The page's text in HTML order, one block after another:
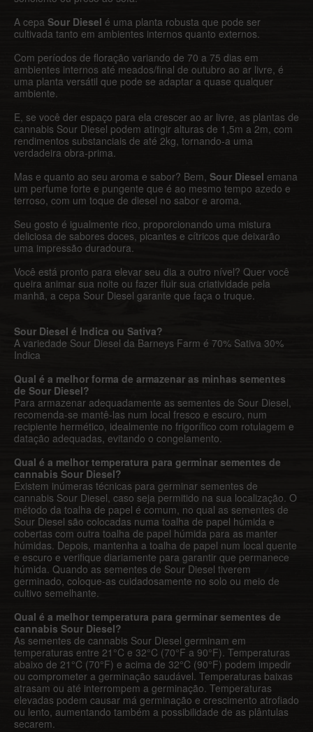
A cepa Sour Diesel é uma planta robusta que pode ser
cultivada tanto em ambientes internos quanto externos.
Com períodos de floração variando de 70 a 75 dias em
ambientes internos até meados/final de outubro ao ar livre, é
uma planta versátil que pode se adaptar a quase qualquer
ambiente.
E, se você der espaço para ela crescer ao ar livre, as plantas de
cannabis Sour Diesel podem atingir alturas de 1,5m a 2m, com
rendimentos substanciais de até 2kg, tornando-a uma
verdadeira obra-prima.
Mas e quanto ao seu aroma e sabor? Bem, Sour Diesel emana
um perfume forte e pungente que é ao mesmo tempo azedo e
terroso, com um toque de diesel no sabor e aroma.
Seu gosto é igualmente rico, proporcionando uma mistura
deliciosa de sabores doces, picantes e cítricos que deixarão
uma impressão duradoura.
Você está pronto para elevar seu dia a outro nível? Quer você
queira animar sua noite ou fazer fluir sua criatividade pela
manhã, a cepa Sour Diesel garante que faça o truque.
Sour Diesel é Indica ou Sativa?
A variedade Sour Diesel da Barneys Farm é 70% Sativa 30%
Indica
Qual é a melhor forma de armazenar as minhas sementes
de Sour Diesel?
Para armazenar adequadamente as sementes de Sour Diesel,
recomenda-se mantê-las num local fresco e escuro, num
recipiente hermético, idealmente no frigorífico com rotulagem e
datação adequadas, evitando o congelamento.
Qual é a melhor temperatura para germinar sementes de
cannabis Sour Diesel?
Existem inúmeras técnicas para germinar sementes de
cannabis Sour Diesel, caso seja permitido na sua localização. O
método da toalha de papel é comum, no qual as sementes de
Sour Diesel são colocadas numa toalha de papel húmida e
cobertas com outra toalha de papel húmida para as manter
húmidas. Depois, mantenha a toalha de papel num local quente
e escuro e verifique diariamente para garantir que permanece
húmida. Quando as sementes de Sour Diesel tiverem
germinado, coloque-as cuidadosamente no solo ou meio de
cultivo semelhante.
Qual é a melhor temperatura para germinar sementes de
cannabis Sour Diesel?
As sementes de cannabis Sour Diesel germinam em
temperaturas entre 21°C e 32°C (70°F a 90°F). Temperaturas
abaixo de 21°C (70°F) e acima de 32°C (90°F) podem impedir
ou comprometer a germinação saudável. Temperaturas baixas
atrasam ou até interrompem a germinação. Temperaturas
elevadas podem causar má germinação e crescimento atrofiado
ou lento, aumentando também a possibilidade de as plântulas
secarem.